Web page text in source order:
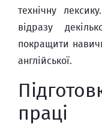
технічну
відразу
покращити
англійської.
праці